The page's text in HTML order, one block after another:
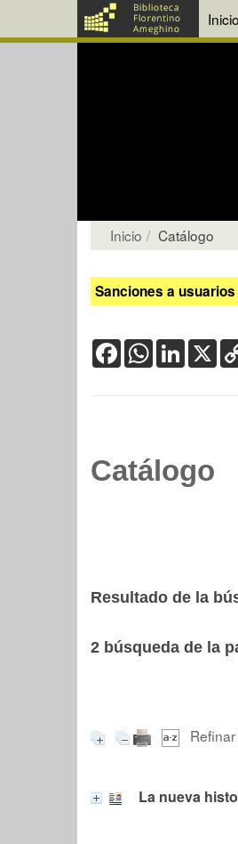
Inicio
Inicio Catálogo
Sanciones a
FacebookWhatsApp
LinkedIn
X
Catálogo
Resultado de la
2 búsqueda de la
La nueva